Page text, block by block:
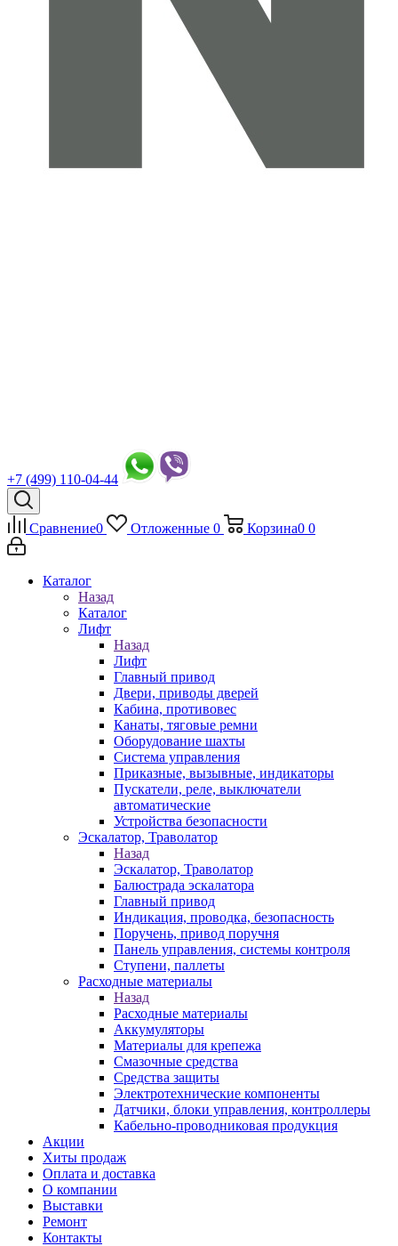
+7 (499) 110-04-44
Сравнение0 Отложенные 0 Корзина0 0
Каталог
Назад
Каталог
Лифт
Назад
Лифт
Главный привод
Двери, приводы дверей
Кабина, противовес
Канаты, тяговые ремни
Оборудование шахты
Система управления
Приказные, вызывные, индикаторы
Пускатели, реле, выключатели
автоматические
Устройства безопасности
Эскалатор, Траволатор
Назад
Эскалатор, Траволатор
Балюстрада эскалатора
Главный привод
Индикация, проводка, безопасность
Поручень, привод поручня
Панель управления, системы контроля
Ступени, паллеты
Расходные материалы
Назад
Расходные материалы
Аккумуляторы
Материалы для крепежа
Смазочные средства
Средства защиты
Электротехнические компоненты
Датчики, блоки управления, контроллеры
Кабельно-проводниковая продукция
Акции
Хиты продаж
Оплата и доставка
О компании
Выставки
Ремонт
Контакты